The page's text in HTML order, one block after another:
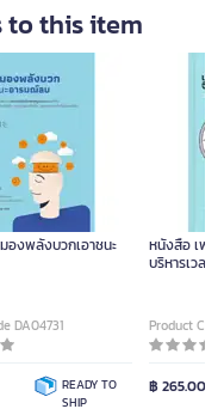
to this item
DA04731
READY TO
SHIP
หนังสือ เพร
บริหารเวลา
Product
฿ 265.00